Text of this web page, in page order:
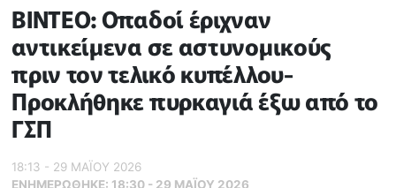
ΒΙΝΤΕΟ: Οπαδοί έριχναν
αντικείμενα σε αστυνομικούς
πριν τον τελικό κυπέλλου-
Προκλήθηκε πυρκαγιά έξω από το
ΓΣΠ
18:13 - 29 ΜΑΪ́ΟΥ 2026
ΕΝΗΜΕΡΏΘΗΚΕ: 18:30 - 29 ΜΑΪ́ΟΥ 2026